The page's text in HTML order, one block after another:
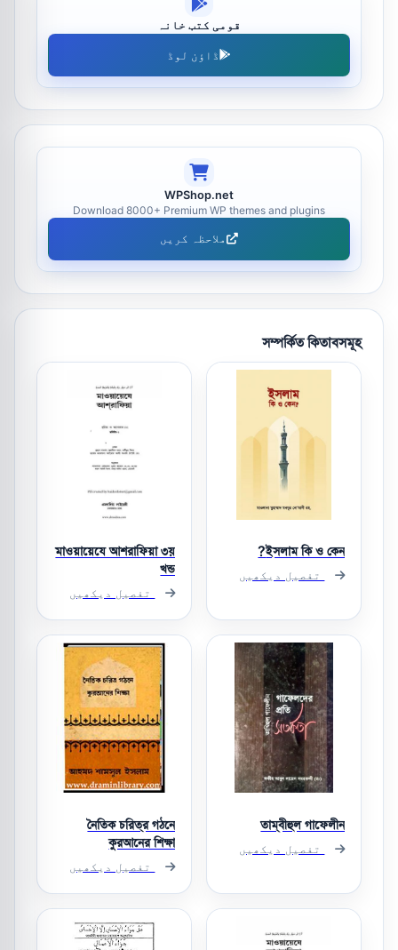
قومی کتب خانہ
ڈاؤن لوڈ
WPShop.net
Download 8000+ Premium WP themes and plugins
ملاحظہ کریں
সম্পর্কিত কিতাবসমূহ
ইসলাম কি ও কেন?
تفصیل دیکھیں
মাওয়ায়েযে আশরাফিয়া ৩য়
খন্ড
تفصیل دیکھیں
তাম্বীহুল গাফেলীন
تفصیل دیکھیں
নৈতিক চরিত্র গঠনে
কুরআনের শিক্ষা
تفصیل دیکھیں